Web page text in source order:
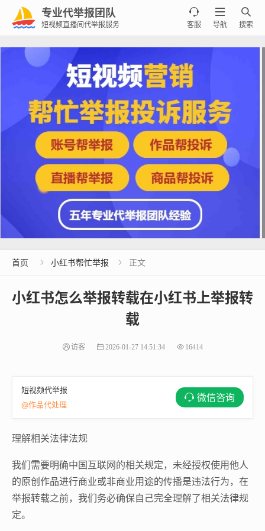
专业代举报团队
短视频直播间代举报服务

搜索

导航

客服
首页  小红书帮忙举报  正文
小红书怎么举报转载在小红书上举报转
载
访客 2026-01-27 14:51:34 16414
短视频代举报
@作品代处理
微信咨询
理解相关法律法规
我们需要明确中国互联网的相关规定，未经授权使用他人
的原创作品进行商业或非商业用途的传播是违法行为，在
举报转载之前，我们务必确保自己完全理解了相关法律规
定。